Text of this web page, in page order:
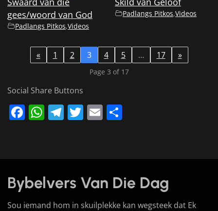
gees/woord van God
Padlangs Pitkos,Videos
Padlangs Pitkos,Videos
« 1 2 3 4 5 … 17 »
Page 3 of 17
Social Share Buttons
Facebook
WhatsApp
Telegram
Twitter
Email
Bybelvers Van Die Dag
Sou iemand hom in skuilplekke kan wegsteek dat Ek